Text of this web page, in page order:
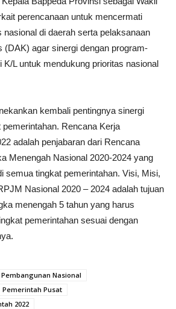
perencanaan untuk mencermati
nasional di daerah serta pelaksanaan
(DAK) agar sinergi dengan program-
K/L untuk mendukung prioritas nasional
kembali pentingnya sinergi
Rencana Kerja
adalah penjabaran dari Rencana
Menengah Nasional 2020-2024 yang
semua tingkat pemerintahan. Visi, Misi,
Nasional 2020 – 2024 adalah tujuan
menengah 5 tahun yang harus
pemerintahan sesuai dengan
Pembangunan Nasional
Pemerintah Pusat
2022